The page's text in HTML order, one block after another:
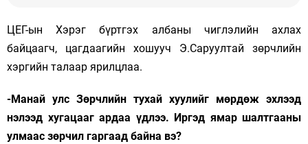
ЦЕГ-ын Хэрэг бүртгэх албаны чиглэлийн ахлах
байцаагч, цагдаагийн хошууч Э.Саруултай зөрчлийн
хэргийн талаар ярилцлаа.
-Манай улс Зөрчлийн тухай хуулийг мөрдөж эхлээд
нэлээд хугацааг ардаа үдлээ. Иргэд ямар шалтгааны
улмаас зөрчил гаргаад байна вэ?